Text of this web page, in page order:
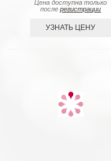
Цена доступна только
послерегистрации
УЗНАТЬ ЦЕНУ